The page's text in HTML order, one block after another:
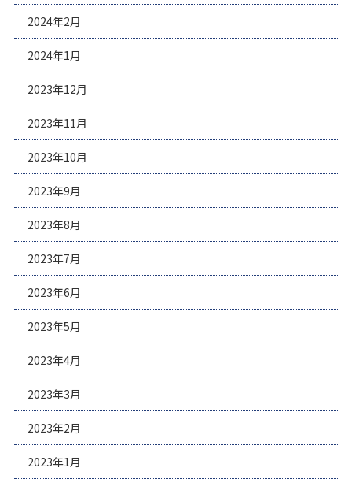
2024年2月
2024年1月
2023年12月
2023年11月
2023年10月
2023年9月
2023年8月
2023年7月
2023年6月
2023年5月
2023年4月
2023年3月
2023年2月
2023年1月